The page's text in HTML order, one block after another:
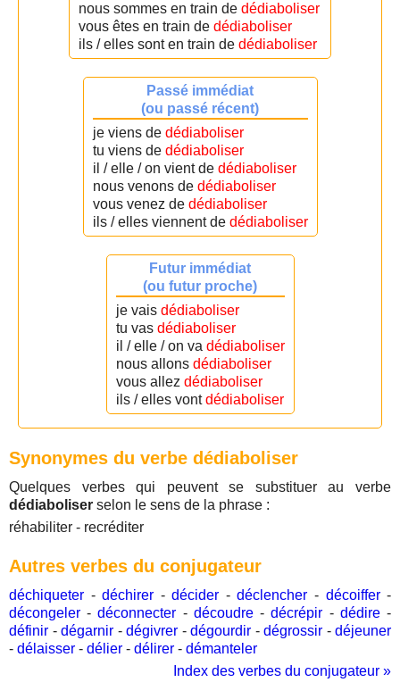
nous sommes en train de dédiaboliser
vous êtes en train de dédiaboliser
ils / elles sont en train de dédiaboliser
Passé immédiat
(ou passé récent)
je viens de dédiaboliser
tu viens de dédiaboliser
il / elle / on vient de dédiaboliser
nous venons de dédiaboliser
vous venez de dédiaboliser
ils / elles viennent de dédiaboliser
Futur immédiat
(ou futur proche)
je vais dédiaboliser
tu vas dédiaboliser
il / elle / on va dédiaboliser
nous allons dédiaboliser
vous allez dédiaboliser
ils / elles vontdédiaboliser
Synonymes du verbe dédiaboliser
Quelques verbes qui peuvent se substituer au verbe
dédiaboliser selon le sens de la phrase :
réhabiliter - recréditer
Autres verbes du conjugateur
déchiqueter -déchirer -décider -déclencher - décoiffer-
décongeler -déconnecter - découdre-décrépir - dédire-
définir - dégarnir - dégivrer - dégourdir - dégrossir - déjeuner
- délaisser - délier - délirer - démanteler
Index des verbes du conjugateur »